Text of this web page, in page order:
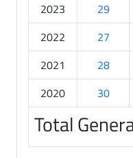
2023
29
2022
27
2021
28
2020
30
Total